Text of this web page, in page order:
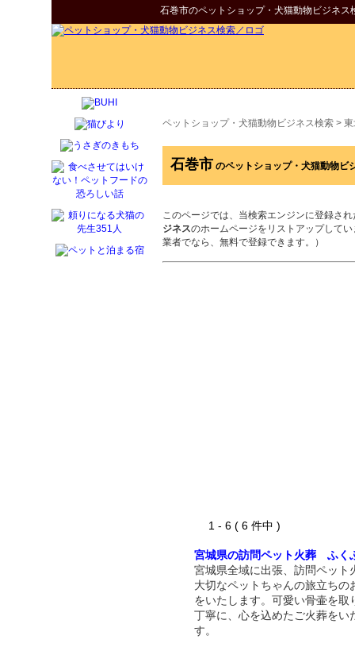
石巻市のペットショップ・犬猫動物ビジネス
ペットショップ・犬猫動物ビジネス検索 >
石巻市 のペットショップ・犬猫動物ビ
このページでは、当検索エンジンに登録され
ジネスのホームページをリストアップして
業者でなら、無料で登録できます。）
1 - 6 ( 6 件中 )
宮城県の訪問ペット火葬 ふく
宮城県全域に出張、訪問ペット
大切なペットちゃんの旅立ちの
をいたします。可愛い骨壷を取
丁寧に、心を込めたご火葬をい
す。